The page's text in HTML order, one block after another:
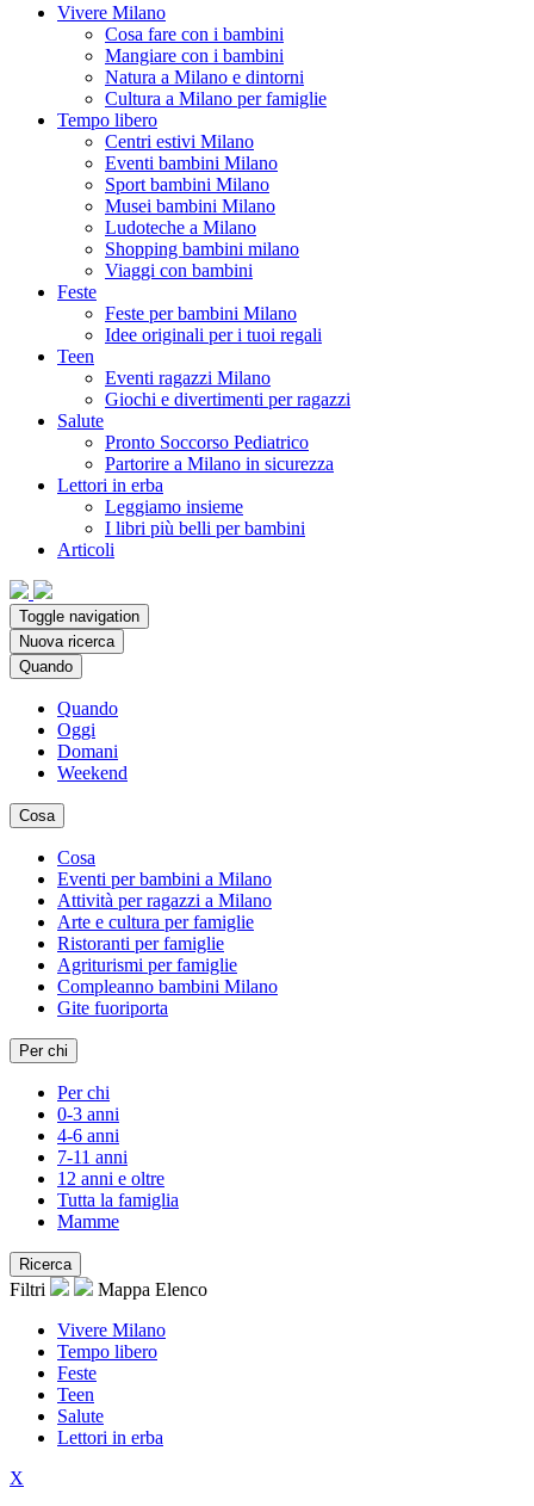
Vivere Milano
Cosa fare con i bambini
Mangiare con i bambini
Natura a Milano e dintorni
Cultura a Milano per famiglie
Tempo libero
Centri estivi Milano
Eventi bambini Milano
Sport bambini Milano
Musei bambini Milano
Ludoteche a Milano
Shopping bambini milano
Viaggi con bambini
Feste
Feste per bambini Milano
Idee originali per i tuoi regali
Teen
Eventi ragazzi Milano
Giochi e divertimenti per ragazzi
Salute
Pronto Soccorso Pediatrico
Partorire a Milano in sicurezza
Lettori in erba
Leggiamo insieme
I libri più belli per bambini
Articoli
Toggle navigation
Nuova ricerca
Quando
Quando
Oggi
Domani
Weekend
Cosa
Cosa
Eventi per bambini a Milano
Attività per ragazzi a Milano
Arte e cultura per famiglie
Ristoranti per famiglie
Agriturismi per famiglie
Compleanno bambini Milano
Gite fuoriporta
Per chi
Per chi
0-3 anni
4-6 anni
7-11 anni
12 anni e oltre
Tutta la famiglia
Mamme
Ricerca
Filtri Mappa Elenco
Vivere Milano
Tempo libero
Feste
Teen
Salute
Lettori in erba
X